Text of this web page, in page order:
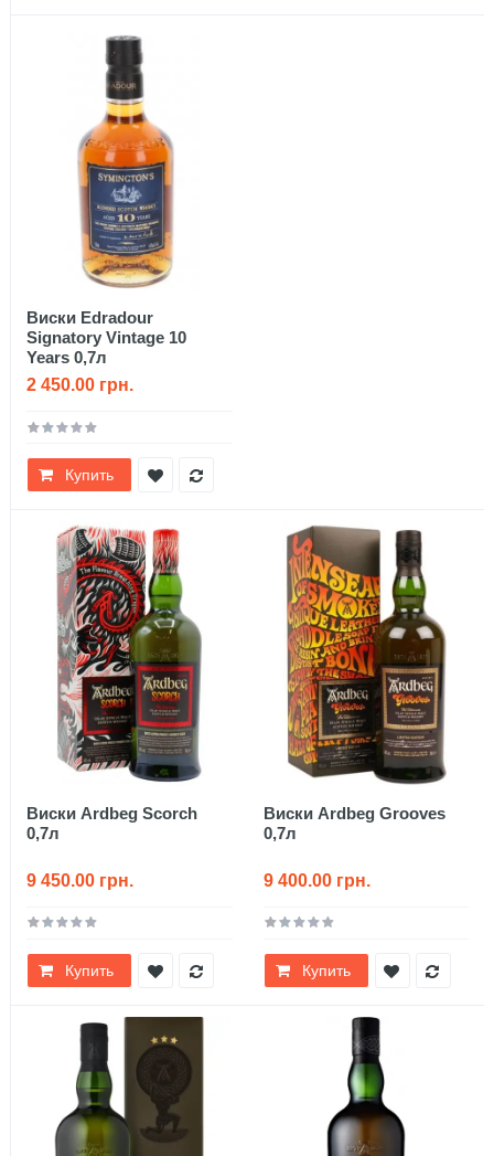
Виски Edradour
Signatory Vintage 10
Years 0,7л
2 450.00 грн.
Купить
Виски Ardbeg Scorch
0,7л
9 450.00 грн.
Купить
Виски Ardbeg Grooves
0,7л
9 400.00 грн.
Купить